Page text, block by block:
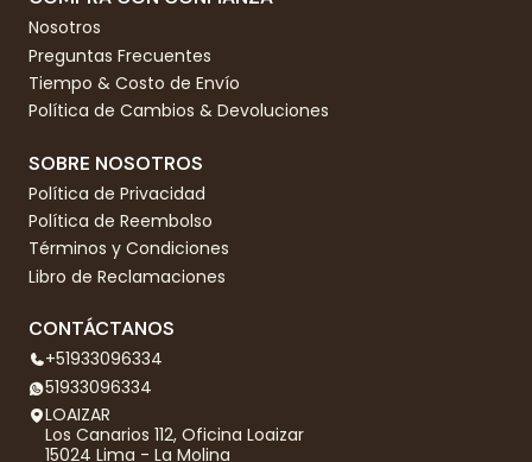
Nosotros
Preguntas Frecuentes
Tiempo & Costo de Envío
Política de Cambios & Devoluciones
SOBRE NOSOTROS
Política de Privacidad
Política de Reembolso
Términos y Condiciones
Libro de Reclamaciones
CONTÁCTANOS
+51933096334
51933096334
LOAIZAR
Los Canarios 112, Oficina Loaizar
15024 Lima - La Molina